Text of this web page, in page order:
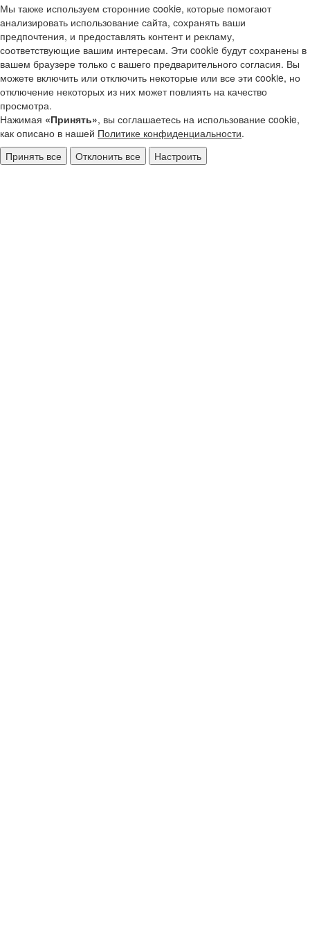
Мы также используем сторонние cookie, которые помогают
анализировать использование сайта, сохранять ваши
предпочтения, и предоставлять контент и рекламу,
соответствующие вашим интересам. Эти cookie будут сохранены в
вашем браузере только с вашего предварительного согласия. Вы
можете включить или отключить некоторые или все эти cookie, но
отключение некоторых из них может повлиять на качество
просмотра.
Нажимая «Принять», вы соглашаетесь на использование cookie,
как описано в нашей Политике конфиденциальности.
Принять все
Отклонить все Настроить